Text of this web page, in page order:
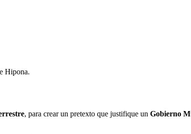
Hipona.
, para crear un pretexto que justifique un Gobierno